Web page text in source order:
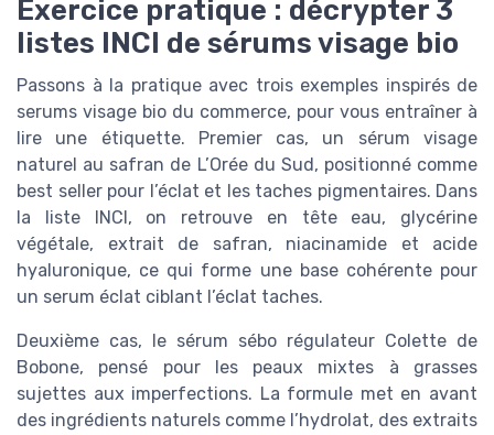
Exercice pratique : décrypter 3
listes INCI de sérums visage bio
Passons à la pratique avec trois exemples inspirés de
serums visage bio du commerce, pour vous entraîner à
lire une étiquette. Premier cas, un sérum visage
naturel au safran de L’Orée du Sud, positionné comme
best seller pour l’éclat et les taches pigmentaires. Dans
la liste INCI, on retrouve en tête eau, glycérine
végétale, extrait de safran, niacinamide et acide
hyaluronique, ce qui forme une base cohérente pour
un serum éclat ciblant l’éclat taches.
Deuxième cas, le sérum sébo régulateur Colette de
Bobone, pensé pour les peaux mixtes à grasses
sujettes aux imperfections. La formule met en avant
des ingrédients naturels comme l’hydrolat, des extraits